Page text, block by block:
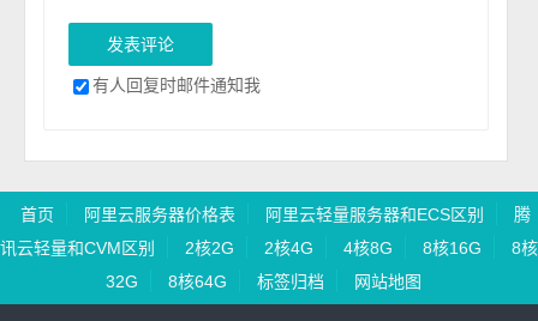
有人回复时邮件通知我
首页 阿里云服务器价格表 阿里云轻量服务器和ECS区别
腾
讯云轻量和CVM区别
2核2G 2核4G 4核8G 8核16G
8核
32G
8核64G 标签归档 网站地图